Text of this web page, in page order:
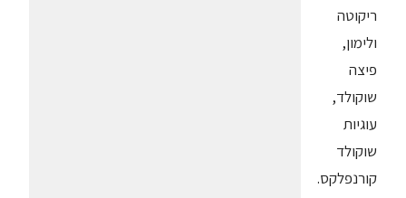
ריקוטה
ולימון,
פיצה
שוקולד,
עוגיות
שוקולד
קורנפלקס.